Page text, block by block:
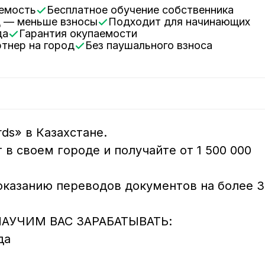
Бесплатное обучение собственника
— меньше взносы
Подходит для начинающих
Гарантия окупаемости
на город
Без паушального взноса
в Казахстане.
своем городе и получайте от 1 500 000
переводов документов на более
ВАС ЗАРАБАТЫВАТЬ: